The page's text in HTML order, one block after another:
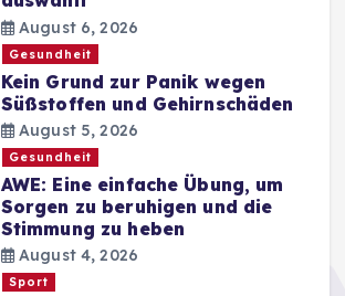
August 6, 2026
Gesundheit
Kein Grund zur Panik wegen
Süßstoffen und Gehirnschäden
August 5, 2026
Gesundheit
AWE: Eine einfache Übung, um
Sorgen zu beruhigen und die
Stimmung zu heben
August 4, 2026
Sport